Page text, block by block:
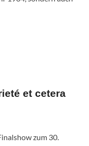
et cetera
zum 30.